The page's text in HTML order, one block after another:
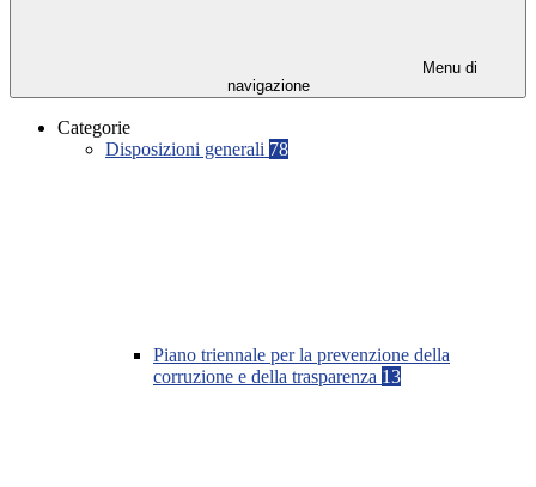
Menu di
navigazione
Categorie
Disposizioni generali 78
Piano triennale per la prevenzione della
corruzione e della trasparenza 13